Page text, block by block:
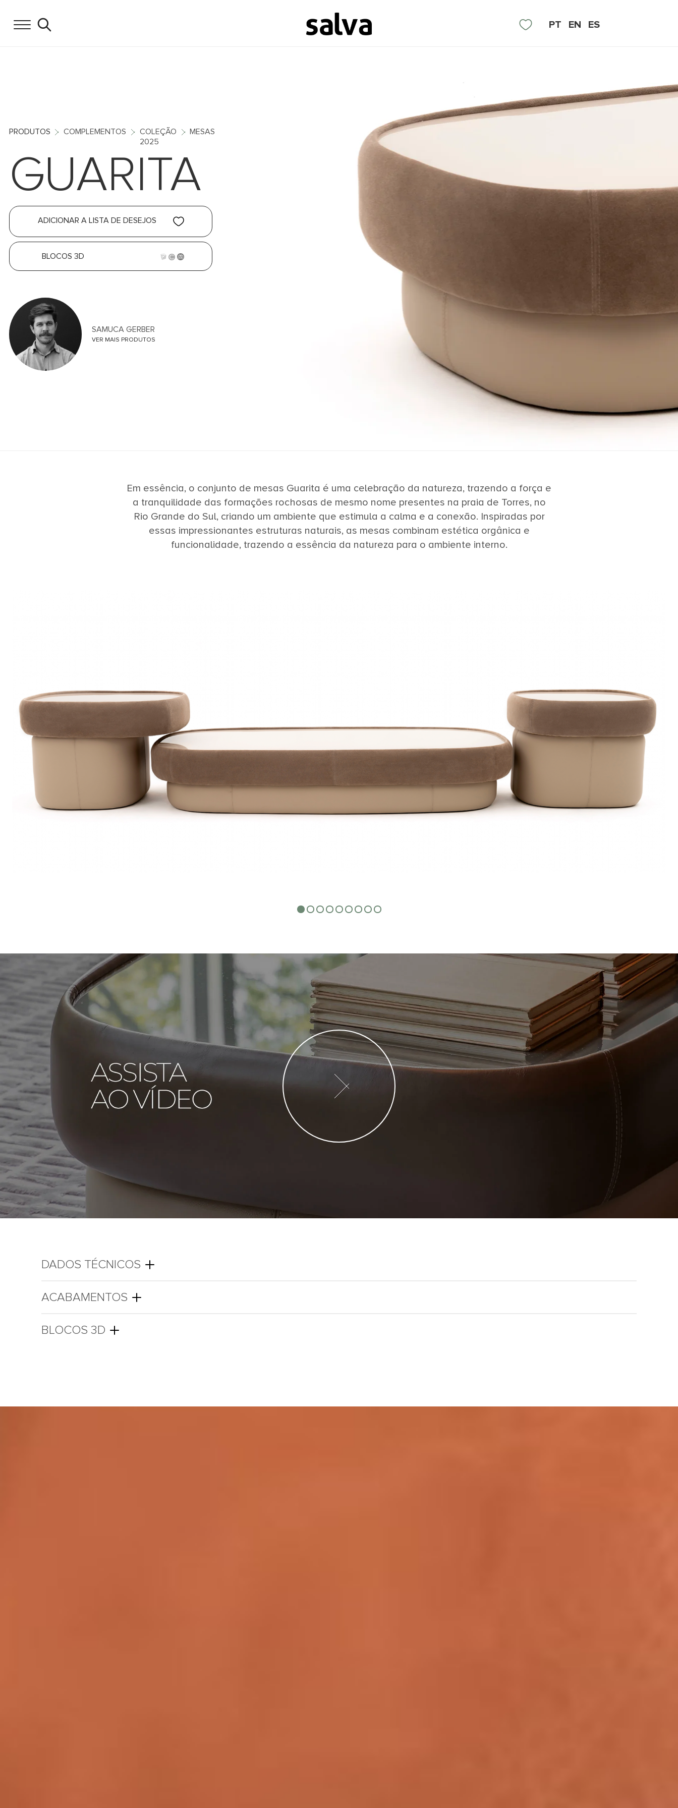
PT EN ES
PRODUTOS COMPLEMENTOS
COLEÇÃO
2025
MESAS
GUARITA
ADICIONAR A LISTA DE DESEJOS
BLOCOS 3D
SAMUCA GERBER
VER MAIS PRODUTOS
Em essência, o conjunto de mesas Guarita é uma celebração da natureza, trazendo a força e
a tranquilidade das formações rochosas de mesmo nome presentes na praia de Torres, no
Rio Grande do Sul, criando um ambiente que estimula a calma e a conexão. Inspiradas por
essas impressionantes estruturas naturais, as mesas combinam estética orgânica e
funcionalidade, trazendo a essência da natureza para o ambiente interno.
DADOS TÉCNICOS
ACABAMENTOS
BLOCOS 3D